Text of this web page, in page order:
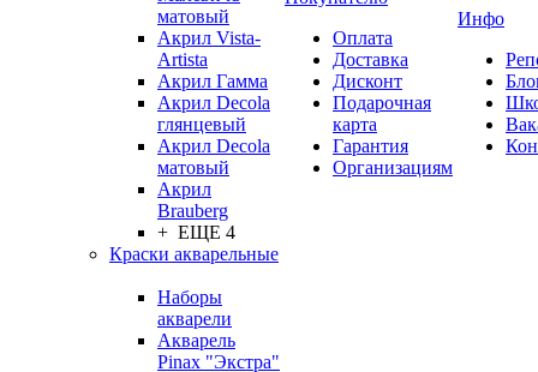
матовый
Акрил Vista-
Artista
Акрил Гамма
Акрил Decola
глянцевый
Акрил Decola
матовый
Акрил
Brauberg
+ ЕЩЕ 4
Краски акварельные
Наборы
акварели
Акварель
Pinax "Экстра"
Оплата
Доставка
Дисконт
Подарочная
карта
Гарантия
Организациям
Инфо